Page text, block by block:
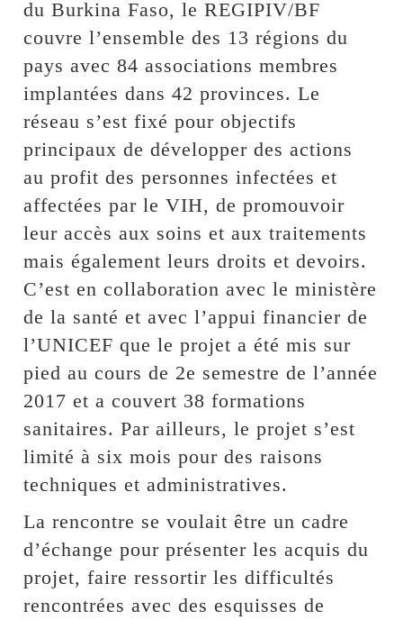
du Burkina Faso, le REGIPIV/BF
couvre l’ensemble des 13 régions du
pays avec 84 associations membres
implantées dans 42 provinces. Le
réseau s’est fixé pour objectifs
principaux de développer des actions
au profit des personnes infectées et
affectées par le VIH, de promouvoir
leur accès aux soins et aux traitements
mais également leurs droits et devoirs.
C’est en collaboration avec le ministère
de la santé et avec l’appui financier de
l’UNICEF que le projet a été mis sur
pied au cours de 2e semestre de l’année
2017 et a couvert 38 formations
sanitaires. Par ailleurs, le projet s’est
limité à six mois pour des raisons
techniques et administratives.
La rencontre se voulait être un cadre
d’échange pour présenter les acquis du
projet, faire ressortir les difficultés
rencontrées avec des esquisses de